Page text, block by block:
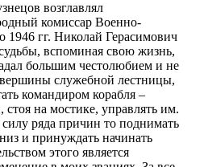
возглавлял
комиссар Военно-
1946 гг. Николай Герасимович
вспоминая свою жизнь,
большим честолюбием и не
вершины служебной лестницы,
командиром корабля –
на мостике, управлять им.
ряда причин то поднимать
и принуждать начинать
этого является